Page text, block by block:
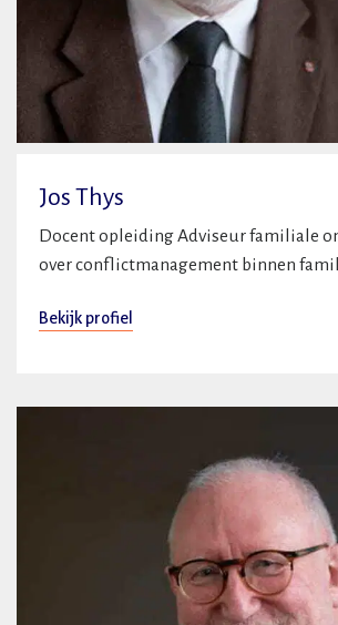
Jos Thys
Docent opleiding Adviseur familiale
over conflictmanagement binnen
Bekijk profiel